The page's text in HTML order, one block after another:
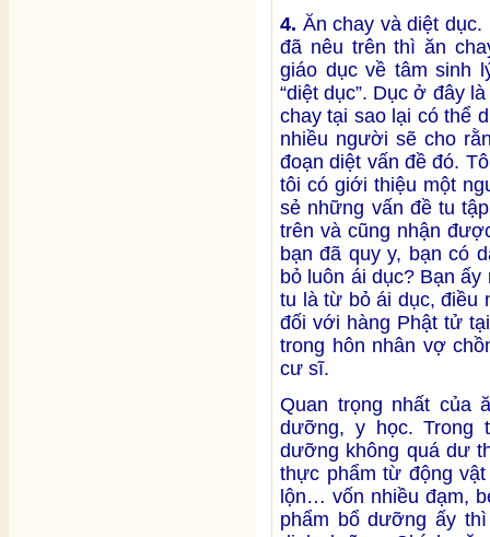
4. Ăn chay và diệt
đã nêu trên thì ăn
giáo dục về tâm sinh
“diệt dục”. Dục ở đây
chay tại sao lại có thể
nhiều người sẽ cho
đoạn diệt vấn đề đó.
tôi có giới thiệu một
sẻ những vấn đề tu
trên và cũng nhận
bạn đã quy y, bạn có
bỏ luôn ái dục? Bạn
tu là từ bỏ ái dục, điều
đối với hàng Phật tử
trong hôn nhân vợ
cư sĩ.
Quan trọng nhất của
dưỡng, y học. Trong
dưỡng không quá dư
thực phẩm từ động
lộn… vốn nhiều đạm,
phẩm bổ dưỡng ấy